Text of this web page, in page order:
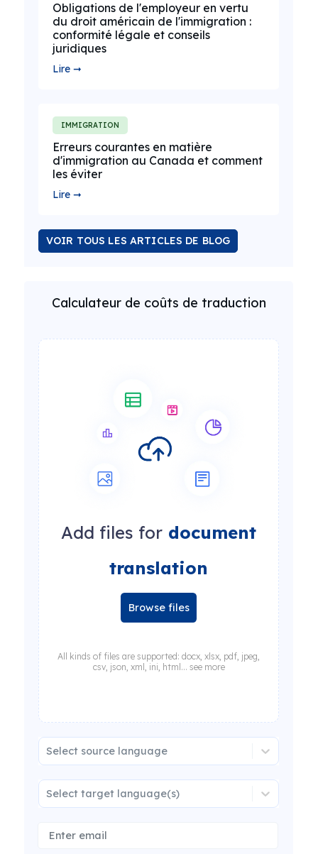
Obligations de l'employeur en vertu
du droit américain de l'immigration :
conformité légale et conseils
juridiques
Lire ➞
IMMIGRATION
Erreurs courantes en matière
d'immigration au Canada et comment
les éviter
Lire ➞
VOIR TOUS LES ARTICLES DE BLOG
Calculateur de coûts de traduction
Add files for document
translation
Browse files
All kinds of files are supported: docx, xlsx, pdf, jpeg,
csv, json, xml, ini, html... see more
Select source language
Select target language(s)